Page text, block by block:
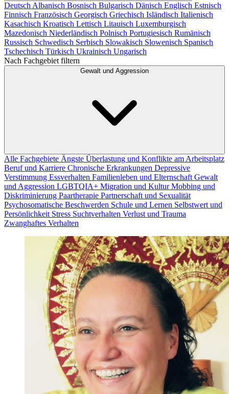
Deutsch Albanisch Bosnisch Bulgarisch Dänisch Englisch Estnisch
Finnisch Französisch Georgisch Griechisch Isländisch Italienisch
Kasachisch Kroatisch Lettisch Litauisch Luxemburgisch
Mazedonisch Niederländisch Polnisch Portugiesisch Rumänisch
Russisch Schwedisch Serbisch Slowakisch Slowenisch Spanisch
Tschechisch Türkisch Ukrainisch Ungarisch
Nach Fachgebiet filtern
Gewalt und Aggression
Alle Fachgebiete Ängste Überlastung und Konflikte am Arbeitsplatz
Beruf und Karriere Chronische Erkrankungen Depressive
Verstimmung Essverhalten Familienleben und Elternschaft Gewalt
und Aggression LGBTQIA+ Migration und KulturMobbing und
Diskriminierung Paartherapie Partnerschaft und Sexualität
Psychosomatische Beschwerden Schule und Lernen Selbstwert und
Persönlichkeit Stress Suchtverhalten Verlust und Trauma
Zwanghaftes Verhalten